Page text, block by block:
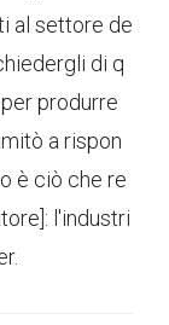
al settore de
di q
produrre
a rispon
è ciò che re
l'industri